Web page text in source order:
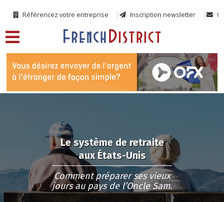
Référencez votre entreprise Inscription newsletter
Le système de retraite
aux États-Unis
Comment préparer ses vieux
jours au pays de l’Oncle Sam.